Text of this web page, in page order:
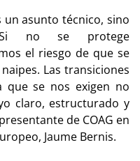
un asunto técnico, sino
Si no se protege
el riesgo de que se
Las transiciones
que se nos exigen no
claro, estructurado y
de COAG en
Jaume Bernis.